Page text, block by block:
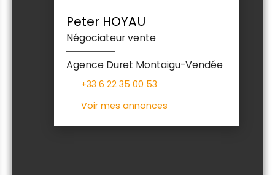
Peter HOYAU
Négociateur vente
Agence Duret Montaigu-Vendée
+33 6 22 35 00 53
Voir mes annonces